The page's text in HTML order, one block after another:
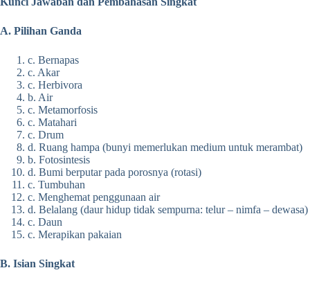
A. Pilihan Ganda
c. Bernapas
c. Akar
c. Herbivora
b. Air
c. Metamorfosis
c. Matahari
c. Drum
d. Ruang hampa (bunyi memerlukan medium untuk merambat)
b. Fotosintesis
d. Bumi berputar pada porosnya (rotasi)
c. Tumbuhan
c. Menghemat penggunaan air
d. Belalang (daur hidup tidak sempurna: telur – nimfa – dewasa)
c. Daun
c. Merapikan pakaian
B. Isian Singkat